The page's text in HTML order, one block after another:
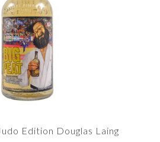
Edition Douglas Laing